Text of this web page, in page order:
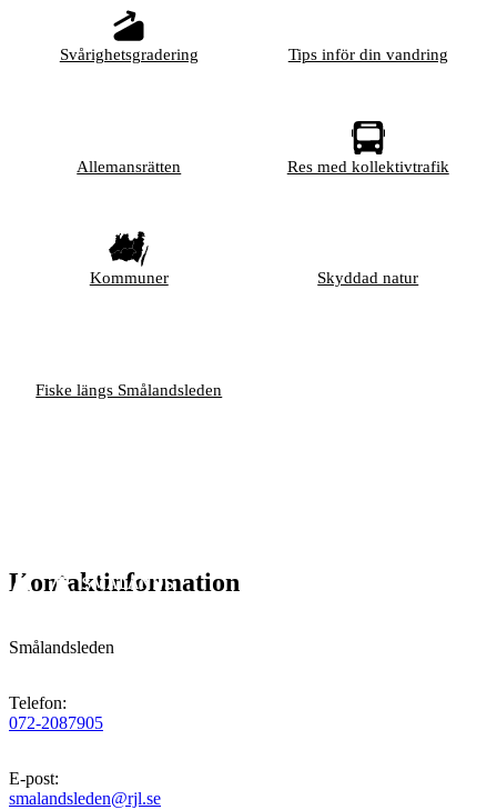
Svårighetsgradering Tips inför din vandring
Allemansrätten Res med kollektivtrafik
Kommuner Skyddad natur
Fiske längs Smålandsleden
Kontaktinformation
Smålandsleden
Telefon:
072-2087905
E-post:
smalandsleden@rjl.se